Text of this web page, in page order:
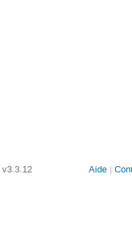
v3.3.12 Aide